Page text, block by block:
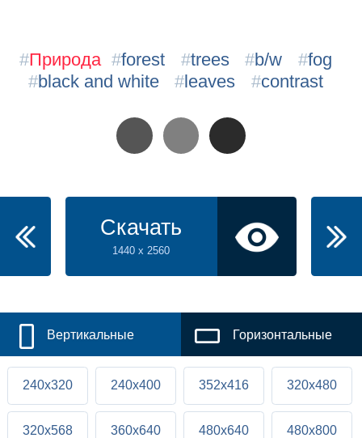
#Природа #forest #trees #b/w #fog
#black and white #leaves #contrast
Скачать
1440 x 2560
Вертикальные Горизонтальные
240x320 240x400 352x416 320x480
320x568 360x640 480x640 480x800